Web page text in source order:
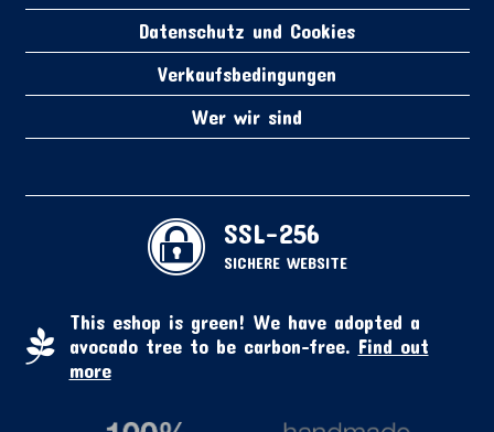
Datenschutz und Cookies
Verkaufsbedingungen
Wer wir sind
SSL-256
SICHERE WEBSITE
This eshop is green! We have adopted a
avocado tree to be carbon-free. Find out
more